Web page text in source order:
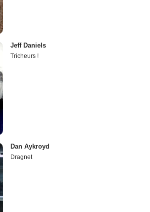
Jeff Daniels
Tricheurs !
Dan Aykroyd
Dragnet